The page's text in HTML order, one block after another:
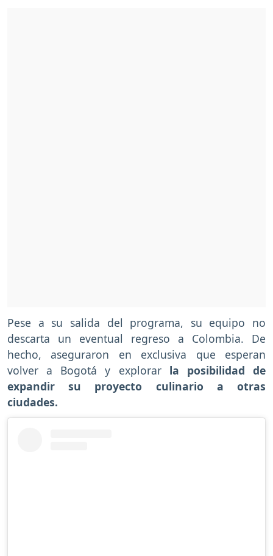
Pese a su salida del programa, su equipo no
descarta un eventual regreso a Colombia. De
hecho, aseguraron en exclusiva que esperan
volver a Bogotá y explorar la posibilidad de
expandir su proyecto culinario a otras
ciudades.